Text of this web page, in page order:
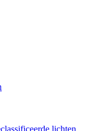
lichten